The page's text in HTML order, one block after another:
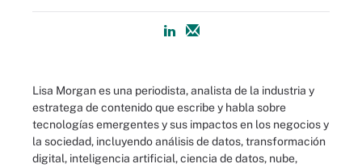
Lisa Morgan es una periodista, analista de la industria y
estratega de contenido que escribe y habla sobre
tecnologías emergentes y sus impactos en los negocios y
la sociedad, incluyendo análisis de datos, transformación
digital, inteligencia artificial, ciencia de datos, nube,